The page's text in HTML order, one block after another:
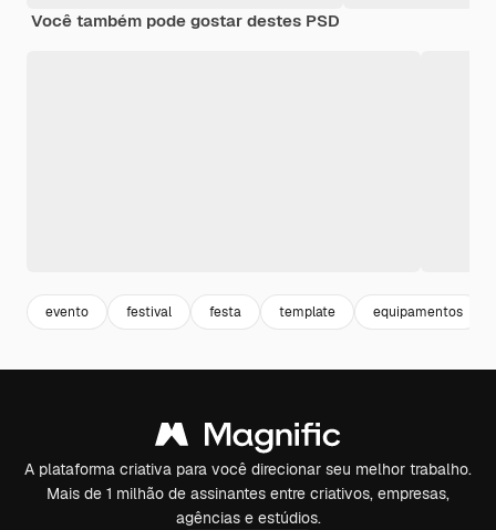
Você também pode gostar destes PSD
evento festival festa template equipamentos
A plataforma criativa para você direcionar seu melhor trabalho.
Mais de 1 milhão de assinantes entre criativos, empresas,
agências e estúdios.